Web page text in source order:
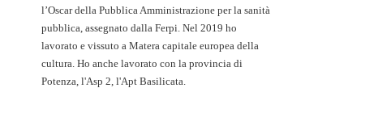
l’Oscar della Pubblica Amministrazione per la sanità
pubblica, assegnato dalla Ferpi. Nel 2019 ho
lavorato e vissuto a Matera capitale europea della
cultura. Ho anche lavorato con la provincia di
Potenza, l'Asp 2, l'Apt Basilicata.